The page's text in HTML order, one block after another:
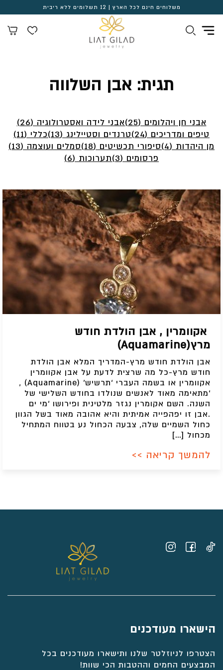
משלוחים חינם לכל הארץ | 12 תשלומים ללא ריבית
תגית:אבן השלווה
אבני חן ויהלומים (25)
אבני לידה ואסטרולוגיה (26)
טיפים ומדריכים (24)
טרנדים וסטיילינג (13)
כללי (11)
מן היהדות (4)
סיפורי תכשיטים (18)
סמלים ועוצמה (13)
פרסומים (3)
תערוכות (6)
אקוומרין , אבן הולדת חודש
מרץ(Aquamarine)
אבן הולדת חודש מרץ-המדריך המלא אבן הולדת
חודש מרץ-כל מה שרצית לדעת על אבן אקוומרין
אקוומרין או בשמה העברי ‘תרשיש’ (Aquamarine) ,
‘מתאימה מאוד לאנשים שנולדו בחודש השלישי של
השנה. השם אקומרין נגזר מלטינית ופירושו ‘מי ים
.אבן זו יפהפייה אמיתית והיא אהובה מאוד בשל הגוון
כחול השמיים שלה, צבעה הכחול נע בטווח המתחיל
מכחול […]
להמשך קריאה >>
הישארו מעודכנים
הצטרפו לניוזלטר שלנו ותישארו מעודכנים בכל
המבצעים החמים וההטבות הכי שוות!